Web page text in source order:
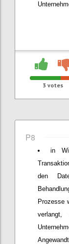
3 votes
P8
in
den
Prozesse